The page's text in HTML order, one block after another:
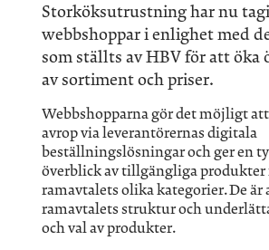
Storköksutrustning har nu
webbshoppar i enlighet med
som ställts av HBV för att öka
av sortiment och priser.
Webbshopparna gör det möjligt
avrop via leverantörernas digitala
beställningslösningar och ger en
överblick av tillgängliga
ramavtalets olika kategorier. De är
ramavtalets struktur och
och val av produkter.